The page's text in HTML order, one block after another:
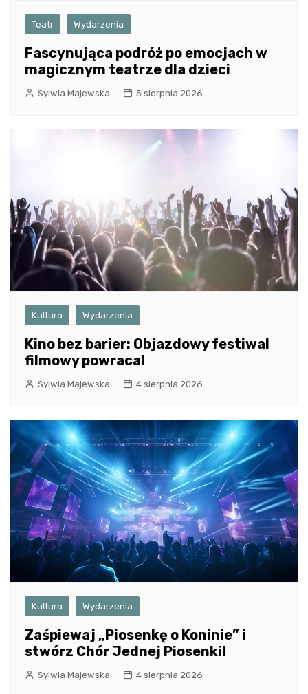
Teatr Wydarzenia
Fascynująca podróż po emocjach w
magicznym teatrze dla dzieci
Sylwia Majewska 5 sierpnia 2026
Kultura Wydarzenia
Kino bez barier: Objazdowy festiwal
filmowy powraca!
Sylwia Majewska 4 sierpnia 2026
Kultura Wydarzenia
Zaśpiewaj „Piosenkę o Koninie” i
stwórz Chór Jednej Piosenki!
Sylwia Majewska 4 sierpnia 2026